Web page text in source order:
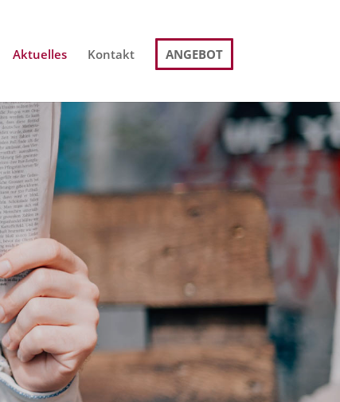
Aktuelles Kontakt ANGEBOT